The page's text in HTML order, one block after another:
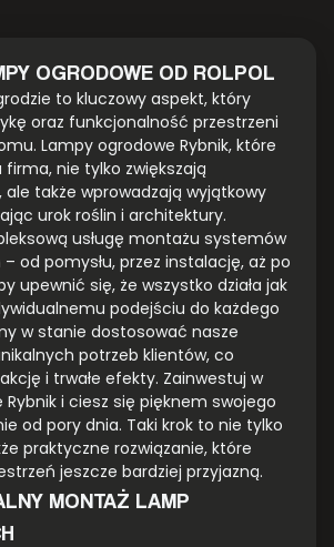
OGRODOWE OD ROLPOL
to kluczowy aspekt, który
oraz funkcjonalność przestrzeni
Lampy ogrodowe Rybnik, które
nie tylko zwiększają
także wprowadzają wyjątkowy
urok roślin i architektury.
usługę montażu systemów
od pomysłu, przez instalację, aż po
upewnić się, że wszystko działa jak
podejściu do każdego
w stanie dostosować nasze
potrzeb klientów, co
i trwałe efekty. Zainwestuj w
i ciesz się pięknem swojego
od pory dnia. Taki krok to nie tylko
praktyczne rozwiązanie, które
jeszcze bardziej przyjazną.
MONTAŻ LAMP